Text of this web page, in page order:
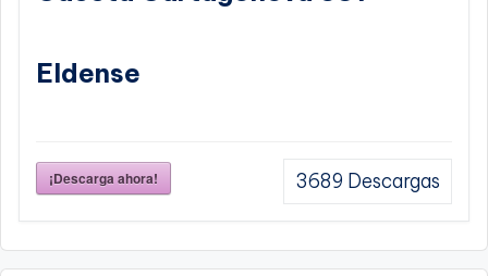
Eldense
¡Descarga ahora! 3689 Descargas